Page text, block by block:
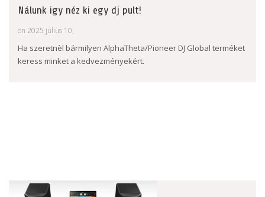
Nálunk igy néz ki egy dj pult!
on 2025 július 10,
Ha szeretnèl bármilyen AlphaTheta/Pioneer DJ Global terméket
keress minket a kedvezményekért.